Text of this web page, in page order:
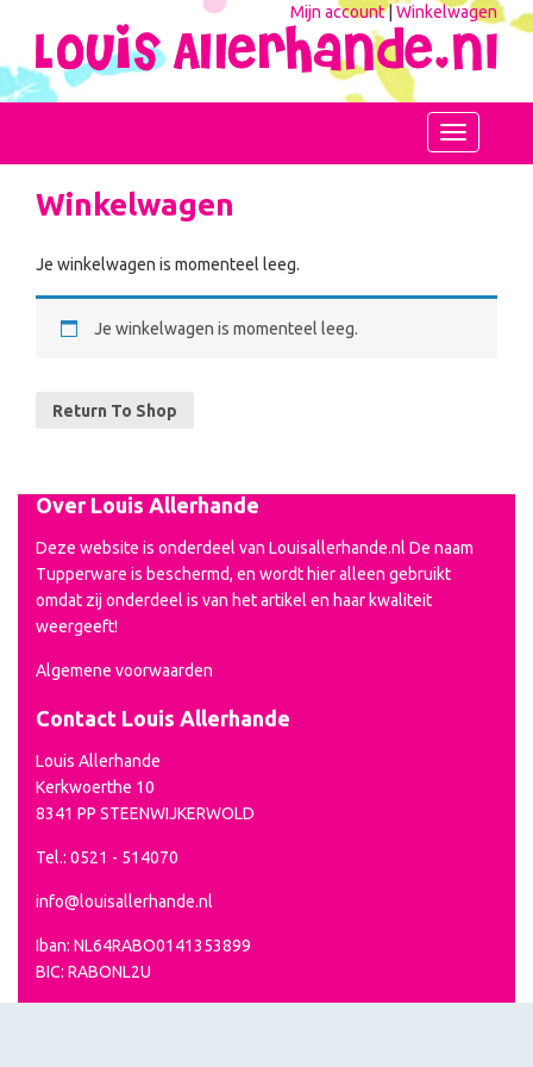
Mijn account|Winkelwagen
Toggle
navigation
Winkelwagen
Je winkelwagen is momenteel leeg.
Je winkelwagen is momenteel leeg.
Return To Shop
Over Louis Allerhande
Deze website is onderdeel van Louisallerhande.nl De naam
Tupperware is beschermd, en wordt hier alleen gebruikt
omdat zij onderdeel is van het artikel en haar kwaliteit
weergeeft!
Algemene voorwaarden
Contact Louis Allerhande
Louis Allerhande
Kerkwoerthe 10
8341 PP STEENWIJKERWOLD
Tel.: 0521 - 514070
info@louisallerhande.nl
Iban: NL64RABO0141353899
BIC: RABONL2U